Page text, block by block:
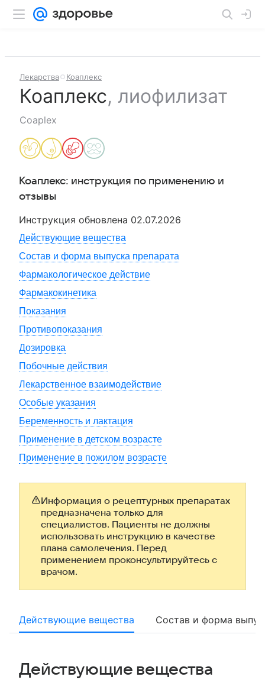
Лекарства Коаплекс
Коаплекс, лиофилизат
Coaplex
Коаплекс: инструкция по применению и
отзывы
Инструкция обновлена 02.07.2026
Действующие вещества
Состав и форма выпуска препарата
Фармакологическое действие
Фармакокинетика
Показания
Противопоказания
Дозировка
Побочные действия
Лекарственное взаимодействие
Особые указания
Беременность и лактация
Применение в детском возрасте
Применение в пожилом возрасте
Информация о рецептурных препаратах
предназначена только для
специалистов. Пациенты не должны
использовать инструкцию в качестве
плана самолечения. Перед
применением проконсультируйтесь с
врачом.
Действующие вещества Состав и форма
Действующие вещества